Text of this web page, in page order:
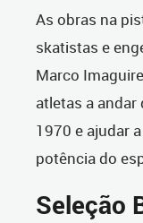
As obras na
skatistas e
Marco
atletas a andar
1970 e ajudar
potência do
Seleção